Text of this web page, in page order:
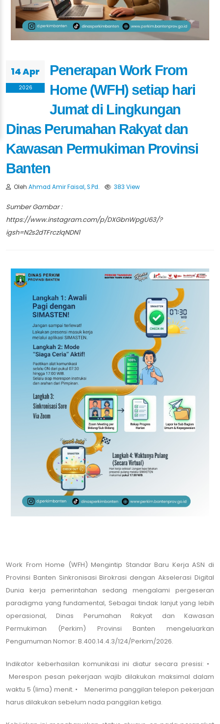
14 Apr
2026
Penerapan Work From
Home (WFH) setiap hari
Jumat di Lingkungan
Dinas Perumahan Rakyat dan
Kawasan Permukiman Provinsi
Banten
Oleh Ahmad Amir Faisal, S.Pd. 383 View
Sumber Gambar :
https://www.instagram.com/p/DXGbnWpgU63/?
igsh=N2s2dTFrczlqNDN1
Work From Home (WFH) Mengintip Standar Baru Kerja ASN di
Provinsi Banten Sinkronisasi Birokrasi dengan Akselerasi Digital
Dunia kerja pemerintahan sedang mengalami pergeseran
paradigma yang fundamental, Sebagai tindak lanjut yang lebih
operasional, Dinas Perumahan Rakyat dan Kawasan
Permukiman (Perkim) Provinsi Banten mengeluarkan
Pengumuman Nomor: B.400.14.4.3/124/Perkim/2026.
Indikator keberhasilan komunikasi ini diatur secara presisi: •
Merespon pesan pekerjaan wajib dilakukan maksimal dalam
waktu 5 (lima) menit. • Menerima panggilan telepon pekerjaan
harus dilakukan sebelum nada panggilan ketiga.